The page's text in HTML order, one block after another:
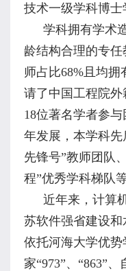
技术一级学科博士
学科拥有学术
龄结构合理的专任
师占比68% 且均
请了中国工程院外
18位著名学者参
年发展，本学科先
先锋号”教师团队
程”优秀学科梯队等
近年来，计算
苏软件强省建设和
依托河海大学优
家“973”、“863”、